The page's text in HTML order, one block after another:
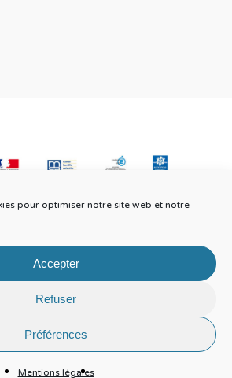
pour optimiser notre site web et notre
Accepter
Refuser
Préférences
Mentions légales
01.Informations légales